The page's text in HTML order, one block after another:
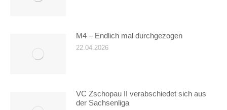
M4 – Endlich mal durchgezogen
22.04.2026
VC Zschopau II verabschiedet sich aus
der Sachsenliga